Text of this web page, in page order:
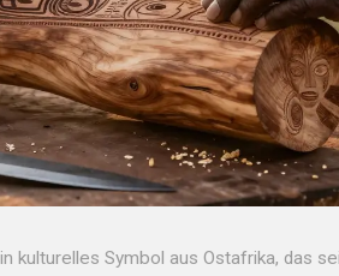
kulturelles Symbol aus Ostafrika, das